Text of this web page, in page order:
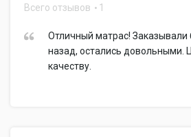
Всего отзывов 1
Отличный матрас!
назад, остались довольными.
качеству.